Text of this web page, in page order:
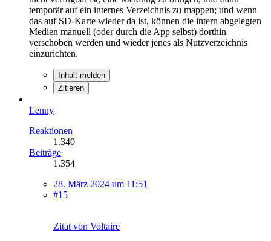
temporär auf ein internes Verzeichnis zu mappen; und wenn
das auf SD-Karte wieder da ist, können die intern abgelegten
Medien manuell (oder durch die App selbst) dorthin
verschoben werden und wieder jenes als Nutzverzeichnis
einzurichten.
Inhalt melden
Zitieren
Lenny
Reaktionen
1.340
Beiträge
1.354
28. März 2024 um 11:51
#15
Zitat von Voltaire